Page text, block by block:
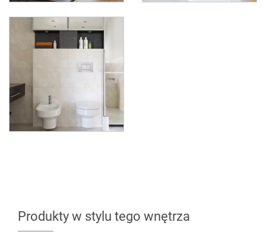
Produkty w stylu tego wnętrza